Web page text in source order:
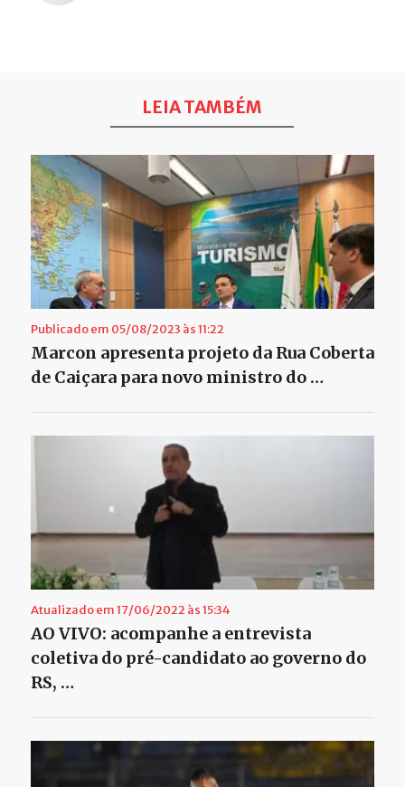
LEIA TAMBÉM
Publicado em 05/08/2023 às 11:22
Marcon apresenta projeto da Rua Coberta
de Caiçara para novo ministro do …
Atualizado em 17/06/2022 às 15:34
AO VIVO: acompanhe a entrevista
coletiva do pré-candidato ao governo do
RS, …